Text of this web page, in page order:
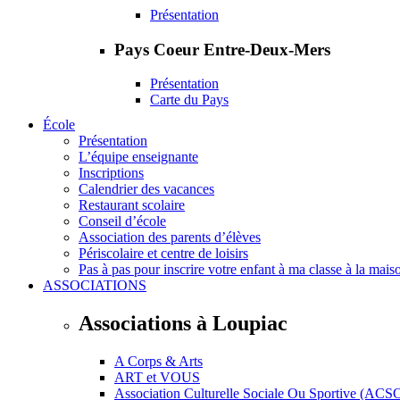
Présentation
Pays Coeur Entre-Deux-Mers
Présentation
Carte du Pays
École
Présentation
L’équipe enseignante
Inscriptions
Calendrier des vacances
Restaurant scolaire
Conseil d’école
Association des parents d’élèves
Périscolaire et centre de loisirs
Pas à pas pour inscrire votre enfant à ma classe à la
ASSOCIATIONS
Associations à Loupiac
A Corps & Arts
ART et VOUS
Association Culturelle Sociale Ou Sportive